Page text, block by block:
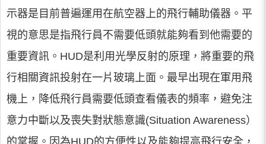
示器是目前普遍運用在航空器上的飛行輔助儀器。平
視的意思是指飛行員不需要低頭就能夠看到他需要的
重要資訊。HUD是利用光學反射的原理，將重要的飛
行相關資訊投射在一片玻璃上面。最早出現在軍用飛
機上，降低飛行員需要低頭查看儀表的頻率，避免注
意力中斷以及喪失對狀態意識(Situation Awareness）
的掌握。因為HUD的方便性以及能夠提高飛行安全，